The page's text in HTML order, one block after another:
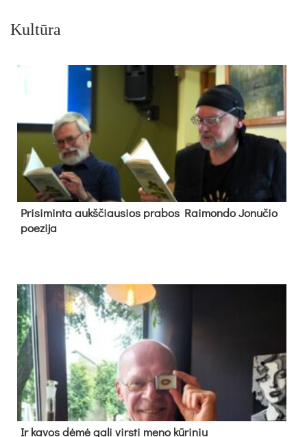
Kultūra
Pri­si­min­ta aukš­čiau­sios pra­bos Rai­mon­do Jo­nu­čio
poe­zi­ja
Ir ka­vos dė­mė ga­li virs­ti me­no kū­ri­niu